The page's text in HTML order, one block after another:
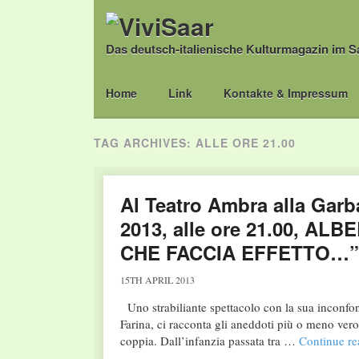
Das deutsch-italienische Kulturmagazin im
Main menu
Skip
Home Link Kontakte & Impressum
TAG ARCHIVES: ALLE ORE 21.00
Al Teatro Ambra alla
2013, alle ore 21.00,
CHE FACCIA EFFETTO…”
15TH APRIL 2013
Uno strabiliante spettacolo con la sua
Farina, ci racconta gli aneddoti più o meno
coppia. Dall’infanzia passata tra … Continue